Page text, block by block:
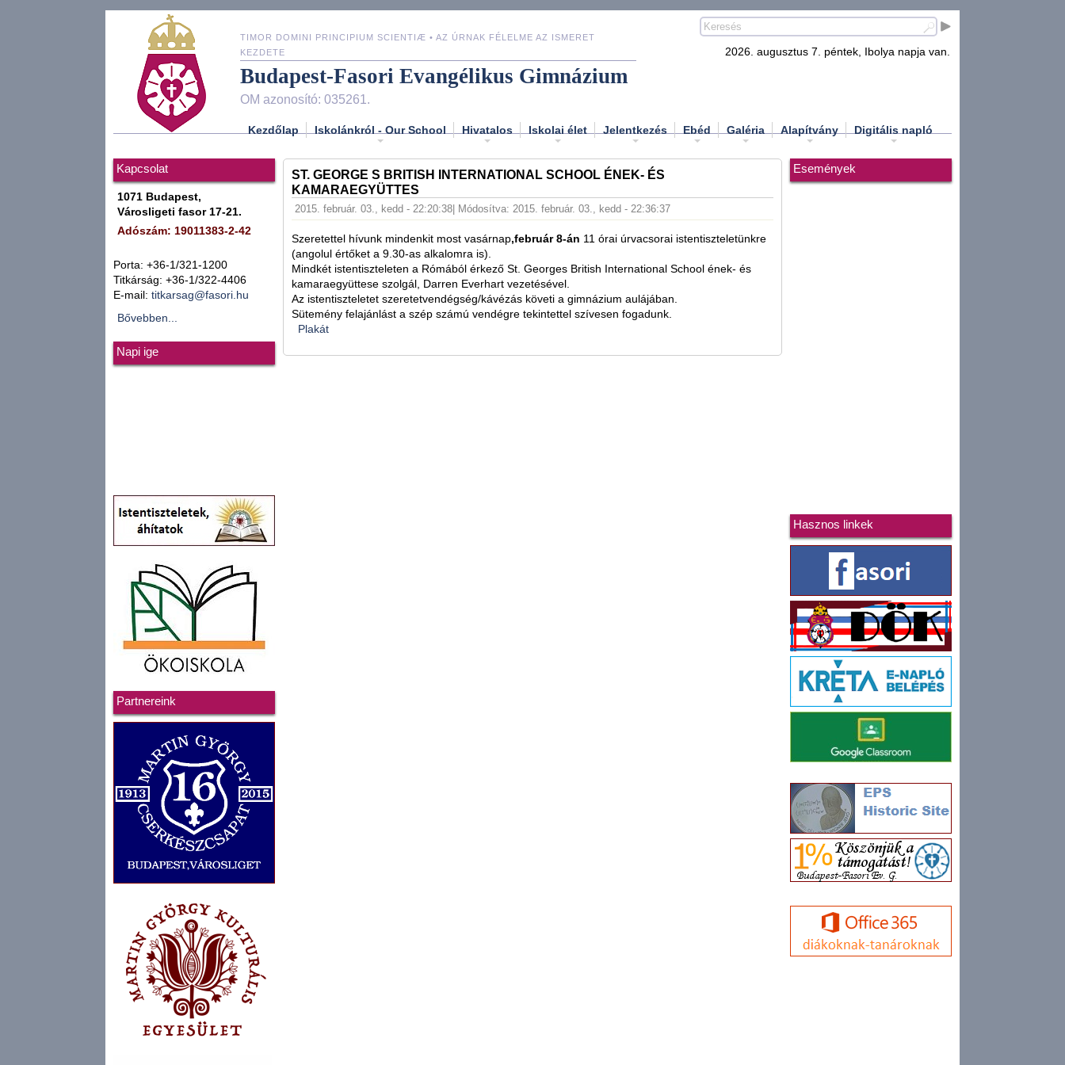
TIMOR DOMINI PRINCIPIUM SCIENTIÆ • AZ ÚRNAK FÉLELME AZ ISMERET
KEZDETE
Budapest-Fasori Evangélikus Gimnázium
OM azonosító: 035261.
2026. augusztus 7. péntek, Ibolya napja van.
Kezdőlap Iskolánkról - Our School Hivatalos Iskolai élet Jelentkezés Ebéd Galéria Alapítvány Digitális napló
Kapcsolat
1071 Budapest,
Városligeti fasor 17-21.
Adószám: 19011383-2-42
Porta: +36-1/321-1200
Titkárság: +36-1/322-4406
E-mail: titkarsag@fasori.hu
Bővebben...
Napi ige
Partnereink
ST. GEORGE S BRITISH INTERNATIONAL SCHOOL ÉNEK- ÉS
KAMARAEGYÜTTES
2015. február. 03., kedd - 22:20:38 | Módosítva: 2015. február. 03., kedd - 22:36:37
Szeretettel hívunk mindenkit most vasárnap,február 8-án 11 órai úrvacsorai istentiszteletünkre
(angolul értőket a 9.30-as alkalomra is).
Mindkét istentiszteleten a Rómából érkező St. Georges British International School ének- és
kamaraegyüttese szolgál, Darren Everhart vezetésével.
Az istentiszteletet szeretetvendégség/kávézás követi a gimnázium aulájában.
Sütemény felajánlást a szép számú vendégre tekintettel szívesen fogadunk.
Plakát
Események
Hasznos linkek